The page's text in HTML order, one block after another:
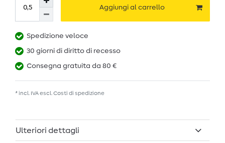
Aggiungi al carrello
Spedizione veloce
30 giorni di diritto di recesso
Consegna gratuita da 80 €
* incl. IVA escl.Costi di spedizione
Ulteriori dettagli